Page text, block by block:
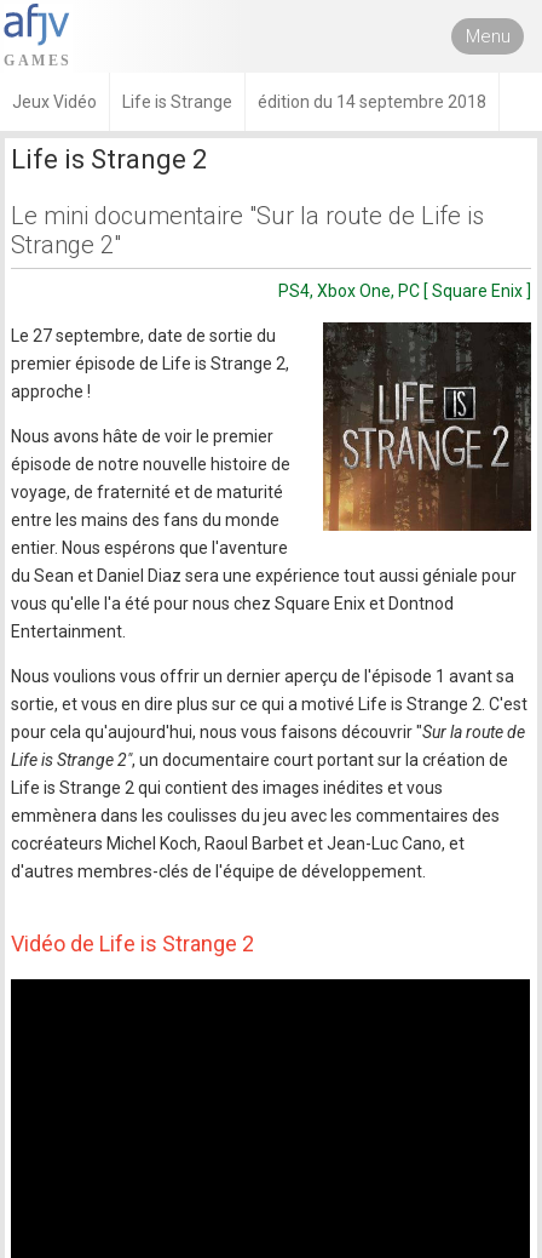
Menu
Jeux Vidéo Life is Strange édition du 14 septembre 2018
Life is Strange 2
Le mini documentaire "Sur la route de Life is
Strange 2"
PS4, Xbox One, PC [ Square Enix ]
Le 27 septembre, date de sortie du
premier épisode de Life is Strange 2,
approche !
Nous avons hâte de voir le premier
épisode de notre nouvelle histoire de
voyage, de fraternité et de maturité
entre les mains des fans du monde
entier. Nous espérons que l'aventure
du Sean et Daniel Diaz sera une expérience tout aussi géniale pour
vous qu'elle l'a été pour nous chez Square Enix et Dontnod
Entertainment.
Nous voulions vous offrir un dernier aperçu de l'épisode 1 avant sa
sortie, et vous en dire plus sur ce qui a motivé Life is Strange 2. C'est
pour cela qu'aujourd'hui, nous vous faisons découvrir "Sur la route de
Life is Strange 2", un documentaire court portant sur la création de
Life is Strange 2 qui contient des images inédites et vous
emmènera dans les coulisses du jeu avec les commentaires des
cocréateurs Michel Koch, Raoul Barbet et Jean-Luc Cano, et
d'autres membres-clés de l'équipe de développement.
Vidéo de Life is Strange 2